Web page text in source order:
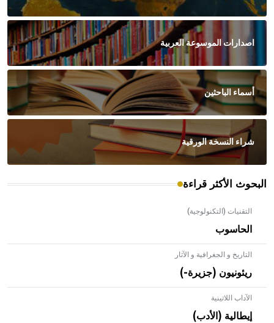
اصدارات الموسوعة العربية
أسماء الباحثين
شراء النسخة الورقية
البحوث الأكثر قراءة
التقنيات (التكنولوجية)
الحاسوب
التاريخ و الجغرافية و الآثار
ريئونيون (جزيرة-)
الآداب اللاتينية
إيطالية (الأدب)